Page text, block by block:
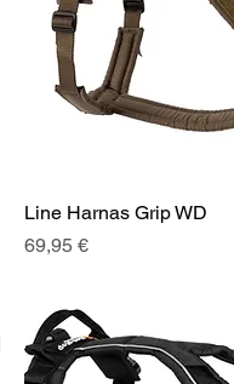
Line Harnas Grip WD
Prix
69,95 €